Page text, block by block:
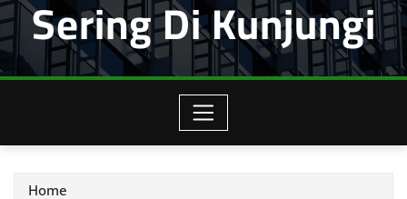
Sering Di Kunjungi
Home